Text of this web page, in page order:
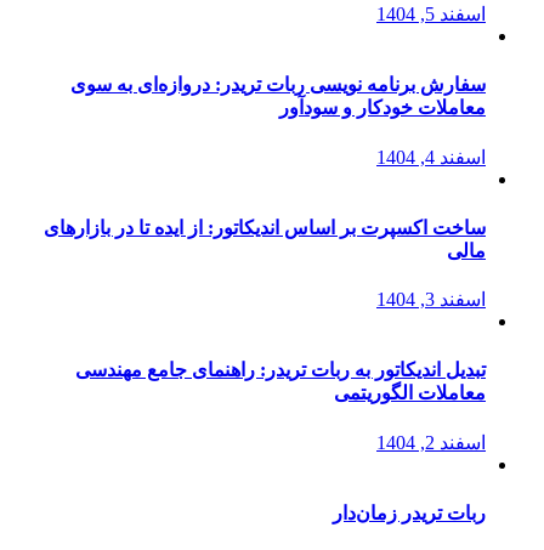
اسفند 5, 1404
سفارش برنامه نویسی ربات تریدر: دروازه‌ای به سوی
معاملات خودکار و سودآور
اسفند 4, 1404
ساخت اکسپرت بر اساس اندیکاتور: از ایده تا در بازارهای
مالی
اسفند 3, 1404
تبدیل اندیکاتور به ربات تریدر: راهنمای جامع مهندسی
معاملات الگوریتمی
اسفند 2, 1404
ربات تریدر زمان‌دار